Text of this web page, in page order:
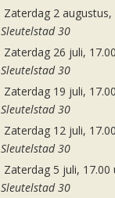
Zaterdag 2 augustus,
Sleutelstad 30
Zaterdag 26 juli,
Sleutelstad 30
Zaterdag 19 juli,
Sleutelstad 30
Zaterdag 12 juli,
Sleutelstad 30
Zaterdag 5 juli, 17.00
Sleutelstad 30